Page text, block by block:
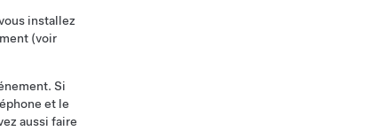
installez
(voir
Si
et le
aussi faire